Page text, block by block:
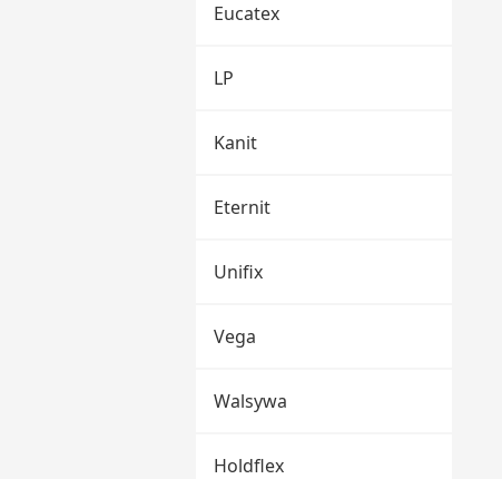
Eucatex
LP
Kanit
Eternit
Unifix
Vega
Walsywa
Holdflex